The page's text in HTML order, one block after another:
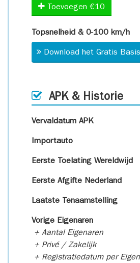
Toevoegen €10
Topsnelheid & 0-100 km/h
Download het Gratis
APK & Historie
Vervaldatum APK
Importauto
Eerste Toelating Wereldwijd
Eerste Afgifte Nederland
Laatste Tenaamstelling
Vorige Eigenaren
+ Aantal Eigenaren
+ Privé / Zakelijk
+ Registratiedatum per